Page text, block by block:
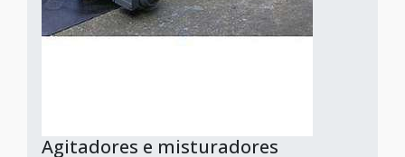
Agitadores e misturadores